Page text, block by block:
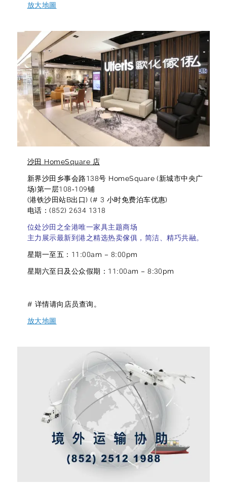
放大地圖
沙田 HomeSquare 店
新界沙田乡事会路138号 HomeSquare (新城市中央广
场)第一层108-109铺
(港铁沙田站B出口) (# 3 小时免费泊车优惠)
电话：(852) 2634 1318
位处沙田之全港唯一家具主题商场
主力展示最新到港之精选热卖傢俱，简洁、精巧共融。
星期一至五：11:00am – 8:00pm
星期六至日及公众假期：11:00am – 8:30pm
# 详情请向店员查询。
放大地圖